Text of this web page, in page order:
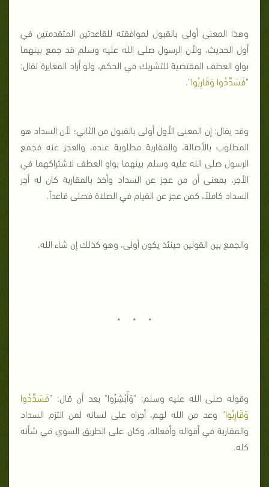
وهذا المعنى أولى بالقبول لموافقته للقاعدتين المتقدمتين في
أول الحديث، ولأن الرسول صلى الله عليه وسلم قد جمع بينهما
بواو العطف المقتضية للتشريك في الحكم، ولو أراد المغايرة لقال:
"فَسَدِّدُوا وَقَارِبُوا".
وقد يقال: إن المعنى الأول أولى بالقبول من الثاني؛ لأن السداد هو
المطلوب بالأصالة، والمقاربة مطلوبة عنده، والعجز عنه فجمع
الرسول صلى الله عليه وسلم بينهما بواو العطف لاشتراكهما في
الأجر، بمعنى أن من عجز عن السداد وأخذ بالمقاربة كان له أجر
السداد كاملاً، كمن عجز عن القيام في الصلاة فصلى قاعداً.
والجمع بين القولين حينئذ يكون أولى، وهو كذلك إن شاء الله.
* * *
وقوله صلى الله عليه وسلم: "وَأَبْشِرُوا" بعد أن قال: "فَسَدِّدُوا
وَقَارِبُوا" وعد من الله لهم، أجراه على لسانه لمن التزم السداد
والمقاربة في أقواله وأفعاله، وكان على الطريق السوي في شأنه
كله.